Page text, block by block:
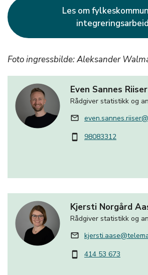
Les om
integreringsarbeid
Foto ingressbilde: Aleksander
Even Sannes Riiser
Rådgiver statistikk og
mail_outline
smartphone 98083312
Kjersti Norgård
Rådgiver statistikk og
mail_outline
smartphone 414 53 673